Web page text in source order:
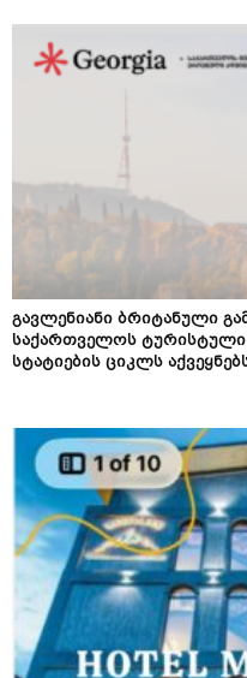
გავლენიანი ბრიტანული
საქართველოს ტურისტული
სტატიების ციკლს